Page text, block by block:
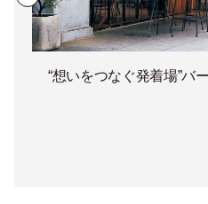
“想いをつなぐ発着場”バ